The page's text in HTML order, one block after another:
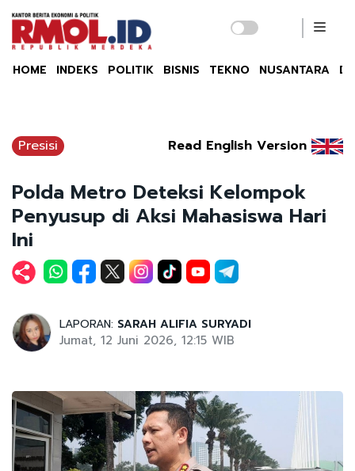
HOME INDEKS POLITIK BISNIS TEKNO NUSANTARA
Presisi Read English Version
Polda Metro Deteksi Kelompok
Penyusup di Aksi Mahasiswa Hari
Ini
LAPORAN: SARAH ALIFIA SURYADI
Jumat, 12 Juni 2026, 12:15 WIB